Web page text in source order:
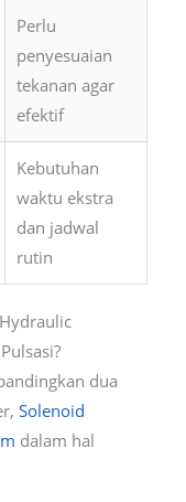
Perlu
penyesuaian
tekanan agar
efektif
Kebutuhan
waktu ekstra
dan jadwal
rutin
dua
Solenoid
dalam hal